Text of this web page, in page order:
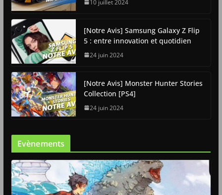
10 juillet 2024
[Notre Avis] Samsung Galaxy Z Flip
5 : entre innovation et quotidien
24 juin 2024
[Notre Avis] Monster Hunter Stories
Collection [PS4]
24 juin 2024
Evènements